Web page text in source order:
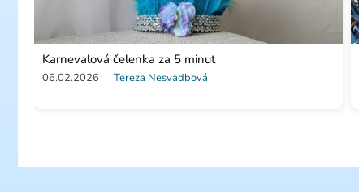
Karnevalová čelenka za 5 minut
06.02.2026 Tereza Nesvadbová